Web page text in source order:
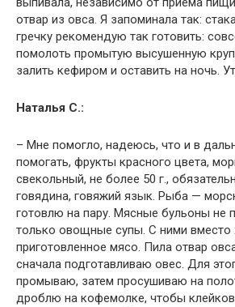
отвар из овса. Я запоминала так:
гречку рекомендую так готовить:
помолоть промытую высушенную
залить кефиром и оставить на ночь.
Наталья С.:
– Мне помогло, надеюсь, что и в
помогать, фрукты красного цвета,
свекольный, не более 50 г.,
говядина, говяжий язык. Рыба —
готовлю на пару. Мясные бульоны не
только овощные супы. С ними вместо
приготовленное мясо. Пила отвар
сначала подготавливаю овес. Для
промываю, затем просушиваю на
дроблю на кофемолке, чтобы